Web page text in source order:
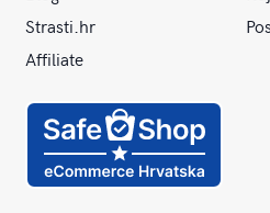
Strasti.hr
Affiliate